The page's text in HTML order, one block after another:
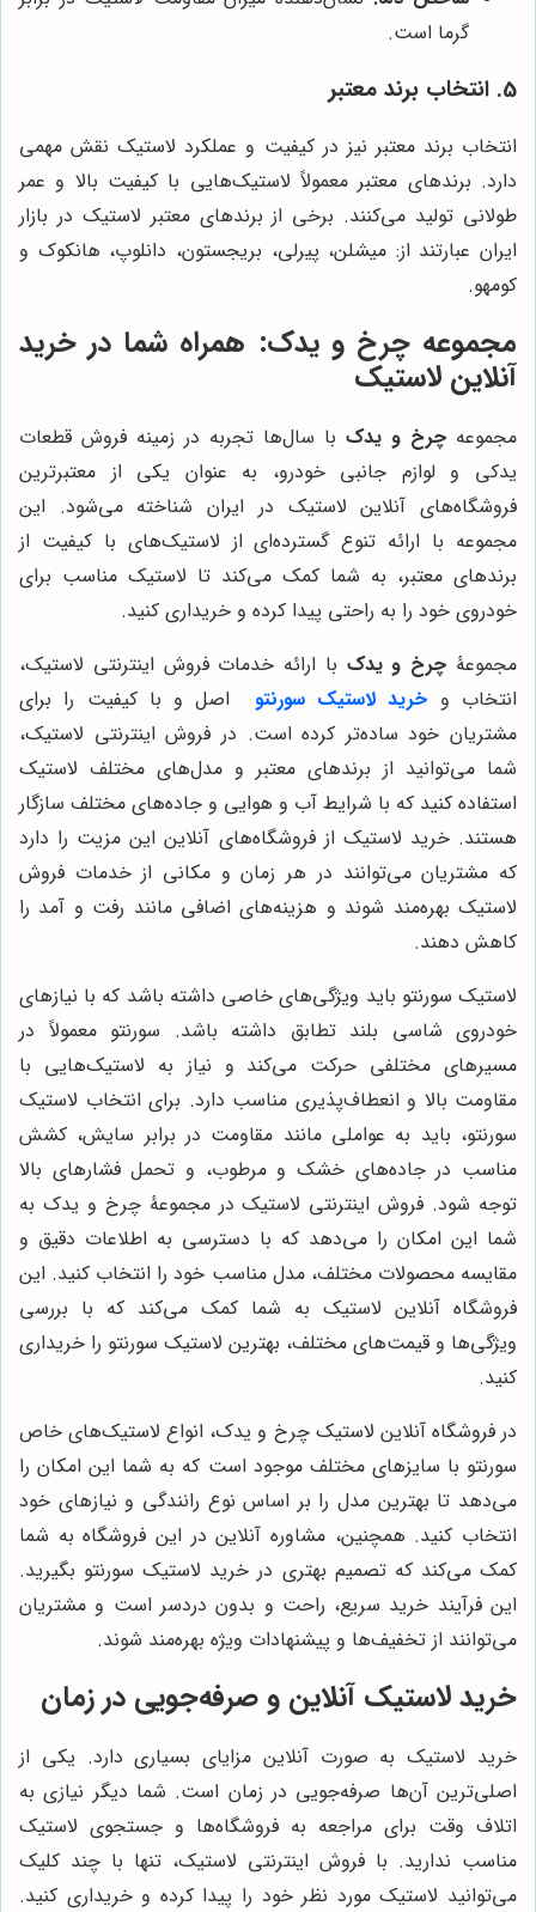
گرما است.
5. انتخاب برند معتبر
انتخاب برند معتبر نیز در کیفیت و عملکرد لاستیک نقش مهمی
دارد. برندهای معتبر معمولاً لاستیک‌هایی با کیفیت بالا و عمر
طولانی تولید می‌کنند. برخی از برندهای معتبر لاستیک در بازار
ایران عبارتند از: میشلن، پیرلی، بریجستون، دانلوپ، هانکوک و
کومهو.
مجموعهچرخ و یدک: همراه شما در خرید
آنلاین لاستیک
مجموعه چرخ و یدک با سال‌ها تجربه در زمینه فروش قطعات
یدکی و لوازم جانبی خودرو، به عنوان یکی از معتبرترین
فروشگاه‌های آنلاین لاستیک در ایران شناخته می‌شود. این
مجموعه با ارائه تنوع گسترده‌ای از لاستیک‌های با کیفیت از
برندهای معتبر، به شما کمک می‌کند تا لاستیک مناسب برای
خودروی خود را به راحتی پیدا کرده و خریداری کنید.
مجموعۀ چرخ و یدک با ارائه خدمات فروش اینترنتی لاستیک،
انتخاب و خرید لاستیک سورنتو
اصل و با کیفیت را برای
مشتریان خود ساده‌تر کرده است. در فروش اینترنتی لاستیک،
شما می‌توانید از برندهای معتبر و مدل‌های مختلف لاستیک
استفاده کنید که با شرایط آب و هوایی و جاده‌های مختلف سازگار
هستند. خرید لاستیک از فروشگاه‌های آنلاین این مزیت را دارد
که مشتریان می‌توانند در هر زمان و مکانی از خدمات فروش
لاستیک بهره‌مند شوند و هزینه‌های اضافی مانند رفت و آمد را
کاهش دهند.
لاستیک سورنتو باید ویژگی‌های خاصی داشته باشد که با نیازهای
خودروی شاسی بلند تطابق داشته باشد. سورنتو معمولاً در
مسیرهای مختلفی حرکت می‌کند و نیاز به لاستیک‌هایی با
مقاومت بالا و انعطاف‌پذیری مناسب دارد. برای انتخاب لاستیک
سورنتو، باید به عواملی مانند مقاومت در برابر سایش، کشش
مناسب در جاده‌های خشک و مرطوب، و تحمل فشارهای بالا
توجه شود. فروش اینترنتی لاستیک در مجموعۀ چرخ و یدک به
شما این امکان را می‌دهد که با دسترسی به اطلاعات دقیق و
مقایسه محصولات مختلف، مدل مناسب خود را انتخاب کنید. این
فروشگاه آنلاین لاستیک به شما کمک می‌کند که با بررسی
ویژگی‌ها و قیمت‌های مختلف، بهترین لاستیک سورنتو را خریداری
کنید.
در فروشگاه آنلاین لاستیک چرخ و یدک، انواع لاستیک‌های خاص
سورنتو با سایزهای مختلف موجود است که به شما این امکان را
می‌دهد تا بهترین مدل را بر اساس نوع رانندگی و نیازهای خود
انتخاب کنید. همچنین، مشاوره آنلاین در این فروشگاه به شما
کمک می‌کند که تصمیم بهتری در خرید لاستیک سورنتو بگیرید.
این فرآیند خرید سریع، راحت و بدون دردسر است و مشتریان
می‌توانند از تخفیف‌ها و پیشنهادات ویژه بهره‌مند شوند.
خرید لاستیک آنلاین و صرفه‌جویی در زمان
خرید لاستیک به صورت آنلاین مزایای بسیاری دارد. یکی از
اصلی‌ترین آن‌ها صرفه‌جویی در زمان است. شما دیگر نیازی به
اتلاف وقت برای مراجعه به فروشگاه‌ها و جستجوی لاستیک
مناسب ندارید. با فروش اینترنتی لاستیک، تنها با چند کلیک
می‌توانید لاستیک مورد نظر خود را پیدا کرده و خریداری کنید.